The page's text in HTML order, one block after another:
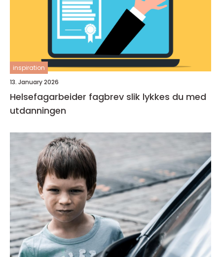
inspiration
13. January 2026
Helsefagarbeider fagbrev slik lykkes du med
utdanningen